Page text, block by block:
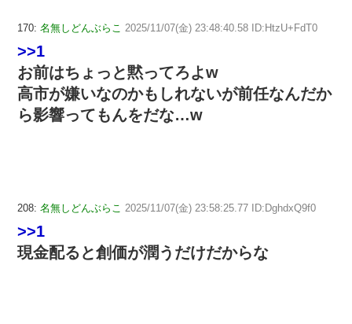
170: 名無しどんぶらこ 2025/11/07(金) 23:48:40.58 ID:HtzU+FdT0
>>1
お前はちょっと黙ってろよw
高市が嫌いなのかもしれないが前任なんだか
ら影響ってもんをだな…w
208: 名無しどんぶらこ 2025/11/07(金) 23:58:25.77 ID:DghdxQ9f0
>>1
現金配ると創価が潤うだけだからな